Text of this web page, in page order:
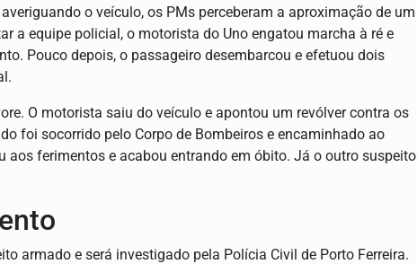
o veículo, os PMs perceberam a aproximação de um
a equipe policial, o motorista do Uno engatou marcha à ré e
Pouco depois, o passageiro desembarcou e efetuou dois
O motorista saiu do veículo e apontou um revólver contra os
foi socorrido pelo Corpo de Bombeiros e encaminhado ao
aos ferimentos e acabou entrando em óbito. Já o outro suspeito
armado e será investigado pela Polícia Civil de Porto Ferreira.